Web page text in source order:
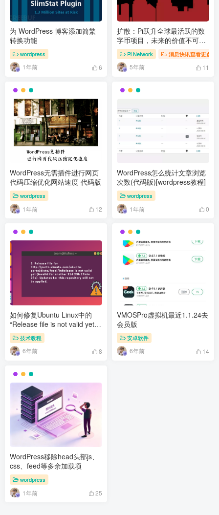
为 WordPress 博客添加简繁
转换功能
wordpress
1年前 6
扩散：Pi跃升全球最活跃的数
字币项目，未来的价值不可估
量！Pi Network 消息快讯查看更多
5年前 11
WordPress无需插件进行网页
代码压缩优化网站速度-代码版
wordpress
1年前 12
WordPress怎么统计文章浏览
次数(代码版)[wordpress教程]
wordpress
1年前 0
如何修复Ubuntu Linux中的
“Release file is not valid yet”
错误技术教程
6年前 8
VMOSPro虚拟机最近1.1.24去
会员版
安卓软件
6年前 14
WordPress移除head头部js、
css、feed等多余加载项
wordpress
1年前 25